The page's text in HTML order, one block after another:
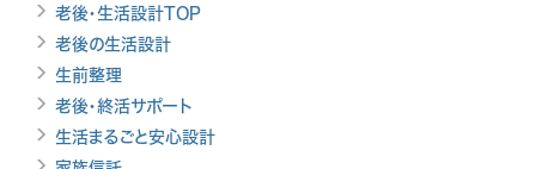
老後・生活設計TOP
老後の生活設計
生前整理
老後・終活サポート
生活まるごと安心設計